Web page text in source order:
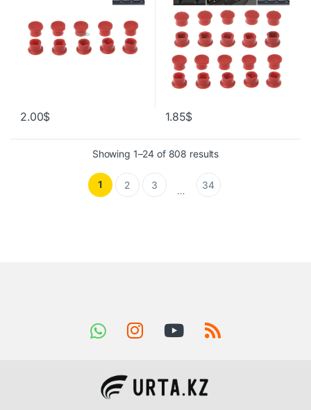
2.00$ 1.85$
Showing 1–24 of 808 results
1 2 3 … 34